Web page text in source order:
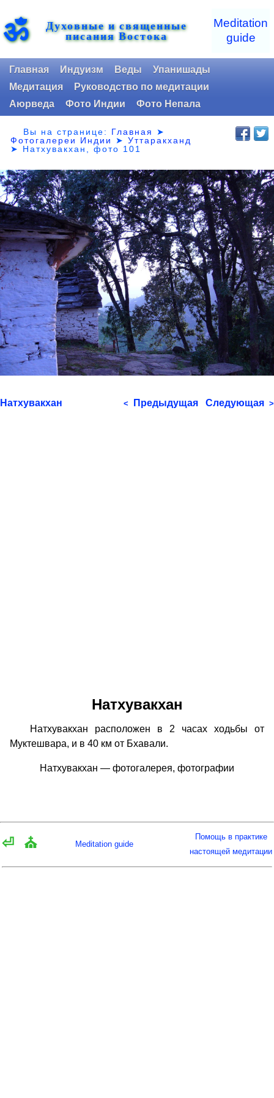
ॐ Духовные и священные
писания Востока
Meditation
guide
Главная Индуизм Веды
Упанишады
Медитация
Руководство по медитации
Аюрведа
Фото Индии Фото Непала
Вы на странице: Главная
➤
Фотогалереи Индии
➤Уттаракханд
➤ Натхувакхан, фото 101
Натхувакхан < Предыдущая Следующая >
Натхувакхан
Натхувакхан расположен в 2 часах ходьбы от
Муктешвара, и в 40 км от Бхавали.
Натхувакхан — фотогалерея, фотографии
⏎ ⛪ Meditation guide
Помощь в практике
настоящей медитации